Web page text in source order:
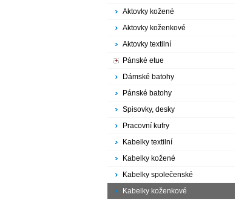
Aktovky kožené
Aktovky koženkové
Aktovky textilní
Pánské etue
Dámské batohy
Pánské batohy
Spisovky, desky
Pracovní kufry
Kabelky textilní
Kabelky kožené
Kabelky společenské
Kabelky koženkové